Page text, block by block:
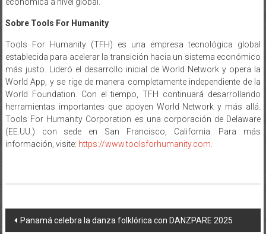
establecida para acelerar la transición hacia un sistema económico
más justo. Lideró el desarrollo inicial de World Network y opera la
World App, y se rige de manera completamente independiente de la
World Foundation. Con el tiempo, TFH continuará desarrollando
herramientas importantes que apoyen World Network y más allá.
Tools For Humanity Corporation es una corporación de Delaware
(EE.UU.) con sede en San Francisco, California. Para más
información, visite:https://www.toolsforhumanity.com.
Navegación
de
Panamá celebra la danza folklórica con DANZPARE 2025